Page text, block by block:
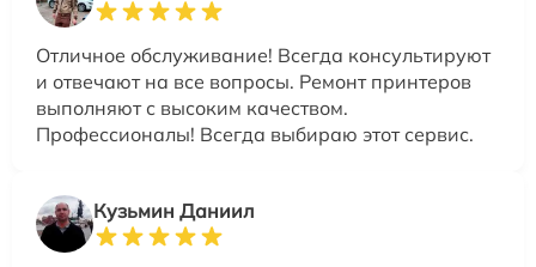
Отличное обслуживание! Всегда консультируют
и отвечают на все вопросы. Ремонт принтеров
выполняют с высоким качеством.
Профессионалы! Всегда выбираю этот сервис.
Кузьмин Даниил